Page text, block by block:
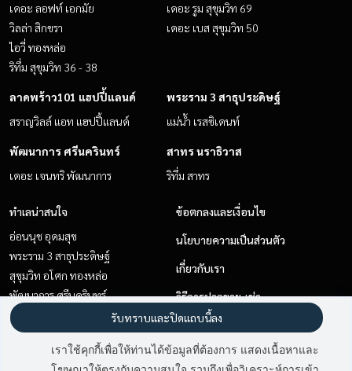
เดอะ ลอฟท์ เอกมัย
วิลล่า สิกขรา
ไอวี่ ทองหล่อ
ริทึ่ม สุขุมวิท 36 - 38
เดอะ รูม สุขุมวิท 69
เดอะ เบส สุขุมวิท 50
ลาดพร้าว101 แฮปปี้แลนด์
สราญวิลล์ แอท แฮปปี้แลนด์
พระราม 3 สาธุประดิษฐ์
แม่น้ำ เรสซิเดนท์
พัฒนาการ ศรีนครินทร์
เดอะ เจนทริ พัฒนาการ
สาทร นราธิวาส
ริทึ่ม สาทร
ทำเลน่าสนใจ
อ่อนนุช อุดมสุข
พระราม 3 สาธุประดิษฐ์
สุขุมวิท อโศก ทองหล่อ
พัฒนาการ ศรีนครินทร์
สาทร นราธิวาส
ลาดพร้าว101 แฮปปี้แลนด์
สะพานควาย จตุจักร
ข้อตกลงและเงื่อนไข
นโยบายความเป็นส่วนตัว
เกี่ยวกับเรา
วิธีการฝากขาย-เช่า
ติดต่อ
เราใช้คุกกี้เพื่อให้ท่านได้ข้อมูลที่ต้องการ แสดงเนื้อหาและ
รับทราบและปิดแถบนี้ลง